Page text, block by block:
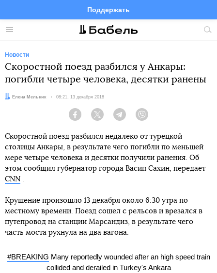
Меню
Поддержать
FacebookTelegramTwitter
Новости
Скоростной поезд разбился у Анкары:
погибли четыре человека, десятки ранены
Автор:Елена Мельник Дата:
08:21, 13 декабря 2018
Facebook Twitter Telegram
Скоростной поезд разбился недалеко от турецкой
столицы Анкары, в результате чего погибли по меньшей
мере четыре человека и десятки получили ранения. Об
этом сообщил губернатор города Васип Сахин, передает
CNN .
Крушение произошло 13 декабря около 6:30 утра по
местному времени. Поезд сошел с рельсов и врезался в
путепровод на станции Марсандиз, в результате чего
часть моста рухнула на два вагона.
#BREAKING Many reportedly wounded after an high speed train
collided and derailed in Turkey's Ankara